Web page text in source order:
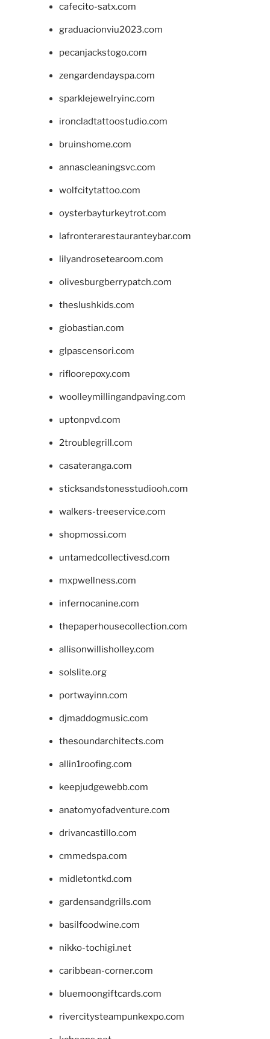
cafecito-satx.com
graduacionviu2023.com
pecanjackstogo.com
zengardendayspa.com
sparklejewelryinc.com
ironcladtattoostudio.com
bruinshome.com
annascleaningsvc.com
wolfcitytattoo.com
oysterbayturkeytrot.com
lafronterarestauranteybar.com
lilyandrosetearoom.com
olivesburgberrypatch.com
theslushkids.com
giobastian.com
glpascensori.com
rifloorepoxy.com
woolleymillingandpaving.com
uptonpvd.com
2troublegrill.com
casateranga.com
sticksandstonesstudiooh.com
walkers-treeservice.com
shopmossi.com
untamedcollectivesd.com
mxpwellness.com
infernocanine.com
thepaperhousecollection.com
allisonwillisholley.com
solslite.org
portwayinn.com
djmaddogmusic.com
thesoundarchitects.com
allin1roofing.com
keepjudgewebb.com
anatomyofadventure.com
drivancastillo.com
cmmedspa.com
midletontkd.com
gardensandgrills.com
basilfoodwine.com
nikko-tochigi.net
caribbean-corner.com
bluemoongiftcards.com
rivercitysteampunkexpo.com